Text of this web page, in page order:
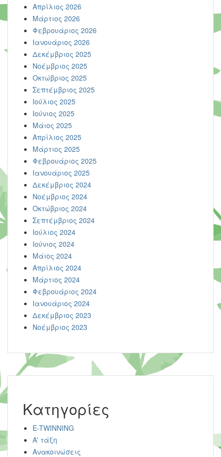
Απρίλιος 2026
Μάρτιος 2026
Φεβρουάριος 2026
Ιανουάριος 2026
Δεκέμβριος 2025
Νοέμβριος 2025
Οκτώβριος 2025
Σεπτέμβριος 2025
Ιούλιος 2025
Ιούνιος 2025
Μάιος 2025
Απρίλιος 2025
Μάρτιος 2025
Φεβρουάριος 2025
Ιανουάριος 2025
Δεκέμβριος 2024
Νοέμβριος 2024
Οκτώβριος 2024
Σεπτέμβριος 2024
Ιούλιος 2024
Ιούνιος 2024
Μάιος 2024
Απρίλιος 2024
Μάρτιος 2024
Φεβρουάριος 2024
Ιανουάριος 2024
Δεκέμβριος 2023
Νοέμβριος 2023
Kατηγορίες
E-TWINNING
Α' τάξη
Ανακοινώσεις